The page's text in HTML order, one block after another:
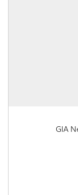
GIA